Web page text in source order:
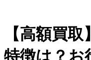
【高額買
特徴は？お